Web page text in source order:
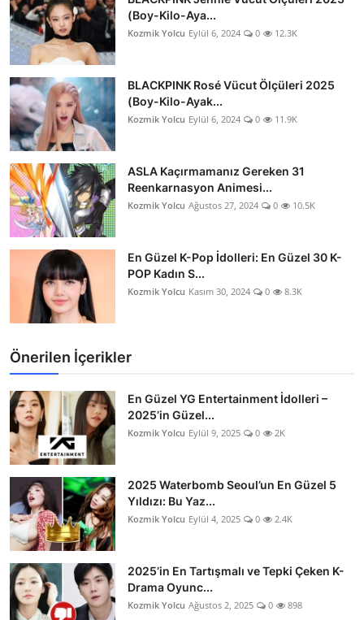
(Boy-Kilo-Aya...
Kozmik Yolcu Eylül 6, 2024 0 12.3K
BLACKPINK Rosé Vücut Ölçüleri 2025
(Boy-Kilo-Ayak...
Kozmik Yolcu Eylül 6, 2024 0 11.9K
ASLA Kaçırmamanız Gereken 31
Reenkarnasyon Animesi...
Kozmik Yolcu Ağustos 27, 2024 0 10.5K
En Güzel K-Pop İdolleri: En Güzel 30 K-
POP Kadın S...
Kozmik Yolcu Kasım 30, 2024 0 8.3K
Önerilen İçerikler
En Güzel YG Entertainment İdolleri –
2025’in Güzel...
Kozmik Yolcu Eylül 9, 2025 0 2K
2025 Waterbomb Seoul’un En Güzel 5
Yıldızı: Bu Yaz...
Kozmik Yolcu Eylül 4, 2025 0 2.4K
2025’in En Tartışmalı ve Tepki Çeken K-
Drama Oyunc...
Kozmik Yolcu Ağustos 2, 2025 0 898